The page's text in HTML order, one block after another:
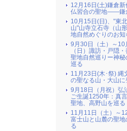
12月16日(土)鎌倉新
仏習合の聖地――鎌
10月15日(日)、"東
山"山寺立石寺（山
地自然めぐりのお知
9月30日（土）～10
（日）諏訪・戸隠
聖地自然巡りー神秘
巡る
11月23日(木･祭) 縄
の聖なる山・大山に
9月18日（月祝）弘
ご生誕1250年：真
聖地、高野山を巡る
11月11日（土）～
富士山と山麓の聖地
る